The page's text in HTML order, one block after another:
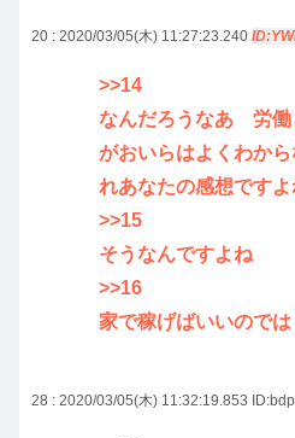
20 : 2020/03/05(木) 11:27:23.240
>>14
なんだろうなあ 労働
がおいらはよくわか
れあなたの感想ですよ
>>15
そうなんですよね
>>16
家で稼げばいいのでは
28 : 2020/03/05(木) 11:32:19.853